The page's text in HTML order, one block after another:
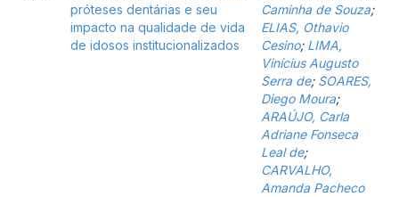
próteses dentárias e seu
impacto na qualidade de vida
de idosos institucionalizados
Caminha de Souza;
ELIAS, Othavio
Cesino; LIMA,
Vinícius Augusto
Serra de; SOARES,
Diego Moura;
ARAÚJO, Carla
Adriane Fonseca
Leal de;
CARVALHO,
Amanda Pacheco